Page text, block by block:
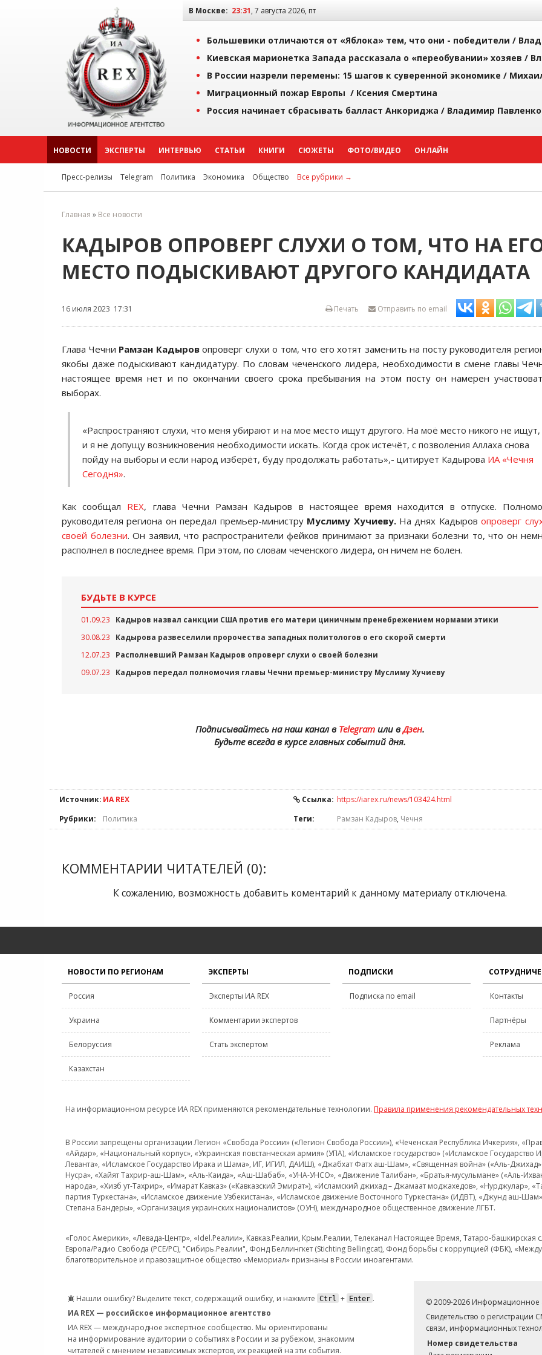
В Москве: 23:31, 7 августа 2026, пт
Большевики отличаются от «Яблока» тем, что они - победители /
Киевская марионетка Запада рассказала о «переобувании» хозяев /
В России назрели перемены: 15 шагов к суверенной экономике /
Миграционный пожар Европы / Ксения Смертина
Россия начинает сбрасывать балласт Анкориджа / Владимир Павленко
НОВОСТИ ЭКСПЕРТЫ ИНТЕРВЬЮ СТАТЬИ КНИГИ СЮЖЕТЫ ФОТО/ВИДЕО ОНЛАЙН
Пресс-релизы Telegram Политика Экономика Общество Все рубрики →
Главная » Все новости
КАДЫРОВ ОПРОВЕРГ СЛУХИ О ТОМ, ЧТО НА
МЕСТО ПОДЫСКИВАЮТ ДРУГОГО КАНДИДАТА
16 июля 2023 17:31 Отправить по email
Печать
Глава Чечни Рамзан Кадыров опроверг слухи о том, что его хотят заменить на посту руководителя
якобы даже подыскивают кандидатуру. По словам чеченского лидера, необходимости в смене главы
настоящее время нет и по окончании своего срока пребывания на этом посту он намерен
выборах.
«Распространяют слухи, что меня убирают и на мое место ищут другого. На моё место никого не ищут,
и я не допущу возникновения необходимости искать. Когда срок истечёт, с позволения Аллаха снова
пойду на выборы и если народ изберёт, буду продолжать работать»,- цитирует Кадырова ИА «Чечня
Сегодня».
Как сообщал REX, глава Чечни Рамзан Кадыров в настоящее время находится в отпуске.
руководителя региона он передал премьер-министру Муслиму Хучиеву.На днях Кадыровопроверг
своей болезни. Он заявил, что распространители фейков принимают за признаки болезни то, что он
располнел в последнее время. При этом, по словам чеченского лидера, он ничем не болен.
БУДЬТЕ В КУРСЕ
01.09.23
Кадыров назвал санкции США против его матери циничным пренебрежением нормами этики
30.08.23
Кадырова развеселили пророчества западных политологов о его скорой смерти
12.07.23
Располневший Рамзан Кадыров опроверг слухи о своей болезни
09.07.23
Кадыров передал полномочия главы Чечни премьер-министру Муслиму Хучиеву
Подписывайтесь на наш канал в Telegramили вДзен.
Будьте всегда в курсе главных событий дня.
Источник: ИА REX Ссылка: https://iarex.ru/news/103424.html
Рубрики:
Политика Теги: Рамзан Кадыров, Чечня
КОММЕНТАРИИ ЧИТАТЕЛЕЙ (0):
К сожалению, возможность добавить коментарий к данному материалу отключена.
НОВОСТИ ПО РЕГИОНАМ
Россия
Украина
Белоруссия
Казахстан
ЭКСПЕРТЫ
Эксперты ИА REX
Комментарии экспертов
Стать экспертом
ПОДПИСКИ
Подписка по email Контакты
Партнёры
Реклама
На информационном ресурсе ИА REX применяются рекомендательные технологии. Правила применения рекомендательных
В России запрещены организации Легион «Свобода России» («Легион Свобода России»), «Чеченская Республика Ичкерия»,
«Айдар», «Национальный корпус», «Украинская повстанческая армия» (УПА), «Исламское государство» («Исламское
Леванта», «Исламское Государство Ирака и Шама», ИГ, ИГИЛ, ДАИШ), «Джабхат Фатх аш-Шам», «Священная война» («Аль-Джихад»
Нусра», «Хайят Тахрир-аш-Шам», «Аль-Каида», «Аш-Шабаб», «УНА-УНСО», «Движение Талибан», «Братья-мусульмане» («Аль-
народа», «Хизб ут-Тахрир», «Имарат Кавказ» («Кавказский Эмират»), «Исламский джихад – Джамаат моджахедов», «Нурджулар»,
партия Туркестана», «Исламское движение Узбекистана», «Исламское движение Восточного Туркестана» (ИДВТ), «Джунд аш-
Степана Бандеры», «Организация украинских националистов» (ОУН), международное общественное движение ЛГБТ.
«Голос Америки», «Левада-Центр», «Idel.Реалии», Кавказ.Реалии, Крым.Реалии, Телеканал Настоящее Время, Татаро-
Европа/Радио Свобода (PCE/PC), "Сибирь.Реалии", Фонд Беллингкет (Stichting Bellingcat), Фонд борьбы с коррупцией (ФБК),
благотворительное и правозащитное общество «Мемориал» признаны в России иноагентами.
Нашли ошибку? Выделите текст, содержащий ошибку, и нажмите Ctrl + Enter .
ИА REX — российское информационное агентство
ИА REX — международное экспертное сообщество. Мы ориентированы
на информирование аудитории о событиях в России и за рубежом, знакомим
читателей с мнением независимых экспертов, их реакцией на эти события.
© 2009-2026 Информационное
Свидетельство о
связи, информационных
Номер свидетельства